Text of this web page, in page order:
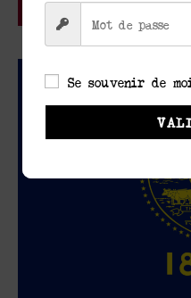
Etat
Se souvenir de